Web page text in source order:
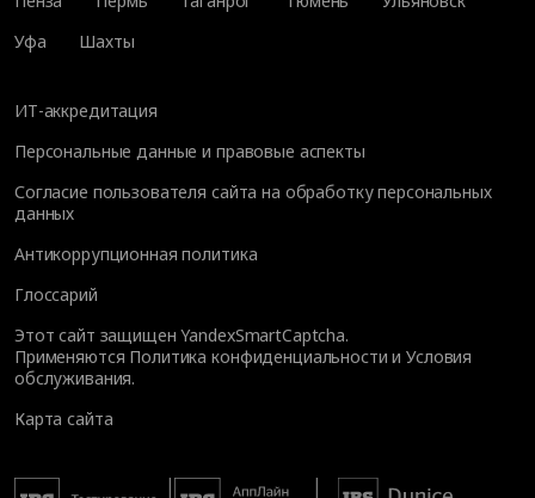
Уфа
Шахты
ИТ-аккредитация
Персональные данные и правовые аспекты
Согласие пользователя сайта на обработку персональных
данных
Антикоррупционная политика
Глоссарий
Этот сайт защищен YandexSmartCaptcha.
Применяются Политика конфиденциальности иУсловия
обслуживания.
Карта сайта